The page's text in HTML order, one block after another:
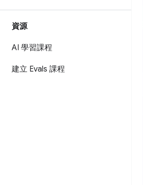
資源
AI 學習課程
建立 Evals 課程